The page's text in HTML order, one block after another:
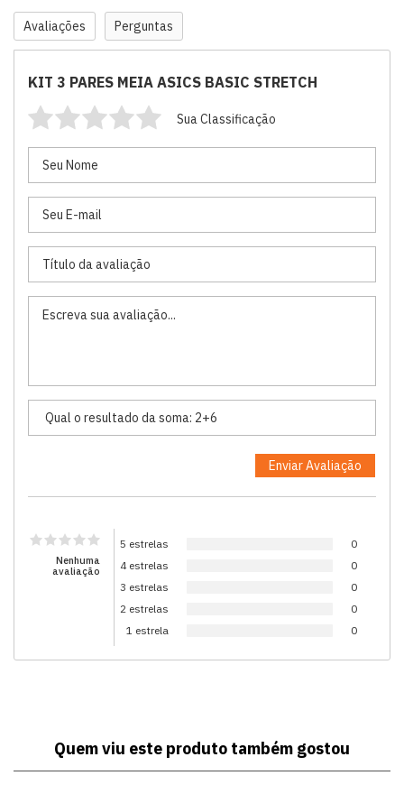
Avaliações Perguntas
KIT 3 PARES MEIA ASICS BASIC STRETCH
Sua Classificação
Nenhuma
avaliação
5 estrelas
0
4 estrelas
0
3 estrelas
0
2 estrelas
0
1 estrela
0
Quem viu este produto também gostou